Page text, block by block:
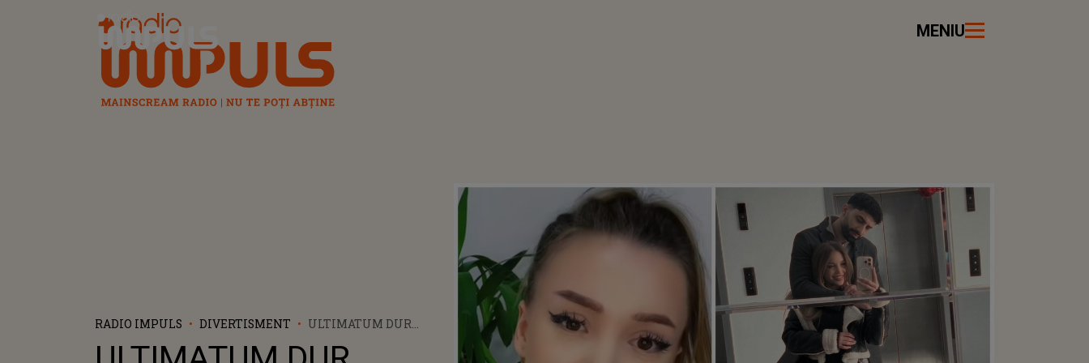
Radio Impuls MENIU
RADIO IMPULS DIVERTISMENT
ULTIMATUM DUR
CARE AU VĂZUT SUNT